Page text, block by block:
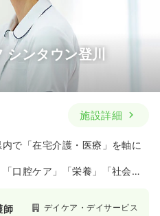
ンタウン登川
施設詳細
で「在宅介護・医療」を軸に
口腔ケア」「栄養」「社会参
師 デイケア・デイサービス